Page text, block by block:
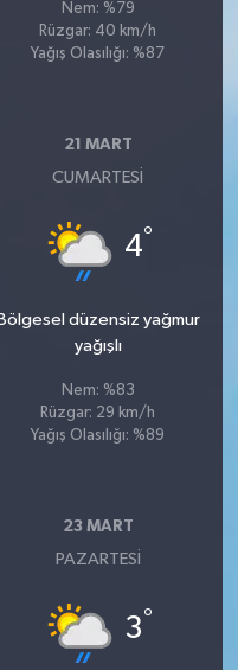
Nem: %79
Rüzgar: 40 km/h
Yağış Olasılığı: %87
21 MART
CUMARTESI
4°
düzensiz yağmur
yağışlı
Nem: %83
Rüzgar: 29 km/h
Yağış Olasılığı: %89
23 MART
PAZARTESI
3°